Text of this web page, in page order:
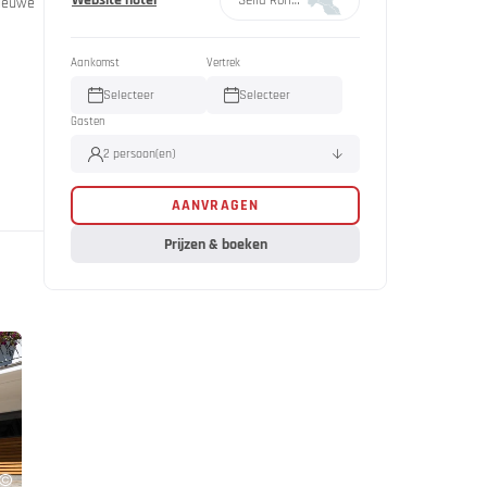
Aankomst
Selecteer
Vertrek
Selecteer
Gasten
2 persoon(en)
AANVRAGEN
Prijzen & boeken